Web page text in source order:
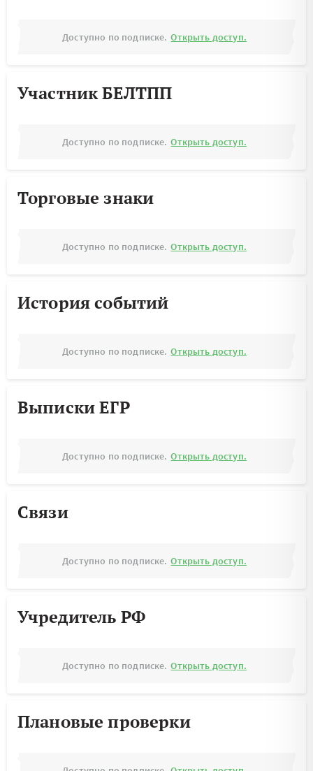
Доступно по подписке. Открыть доступ.
Участник БЕЛТПП
Доступно по подписке. Открыть доступ.
Торговые знаки
Доступно по подписке. Открыть доступ.
История событий
Доступно по подписке. Открыть доступ.
Выписки ЕГР
Доступно по подписке. Открыть доступ.
Связи
Доступно по подписке. Открыть доступ.
Учредитель РФ
Доступно по подписке. Открыть доступ.
Плановые проверки